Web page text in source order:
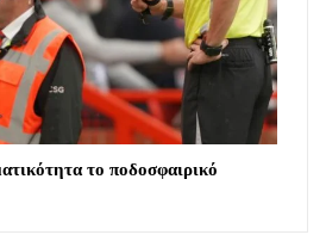
το ποδοσφαιρικό